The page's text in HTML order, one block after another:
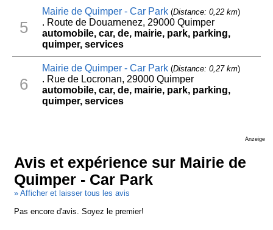
5
Mairie de Quimper - Car Park(Distance: 0,22 km)
. Route de Douarnenez, 29000 Quimper
automobile, car, de, mairie, park, parking,
quimper, services
6
Mairie de Quimper - Car Park(Distance: 0,27 km)
. Rue de Locronan, 29000 Quimper
automobile, car, de, mairie, park, parking,
quimper, services
Anzeige
Avis et expérience sur Mairie de
Quimper - Car Park
» Afficher et laisser tous les avis
Pas encore d'avis. Soyez le premier!